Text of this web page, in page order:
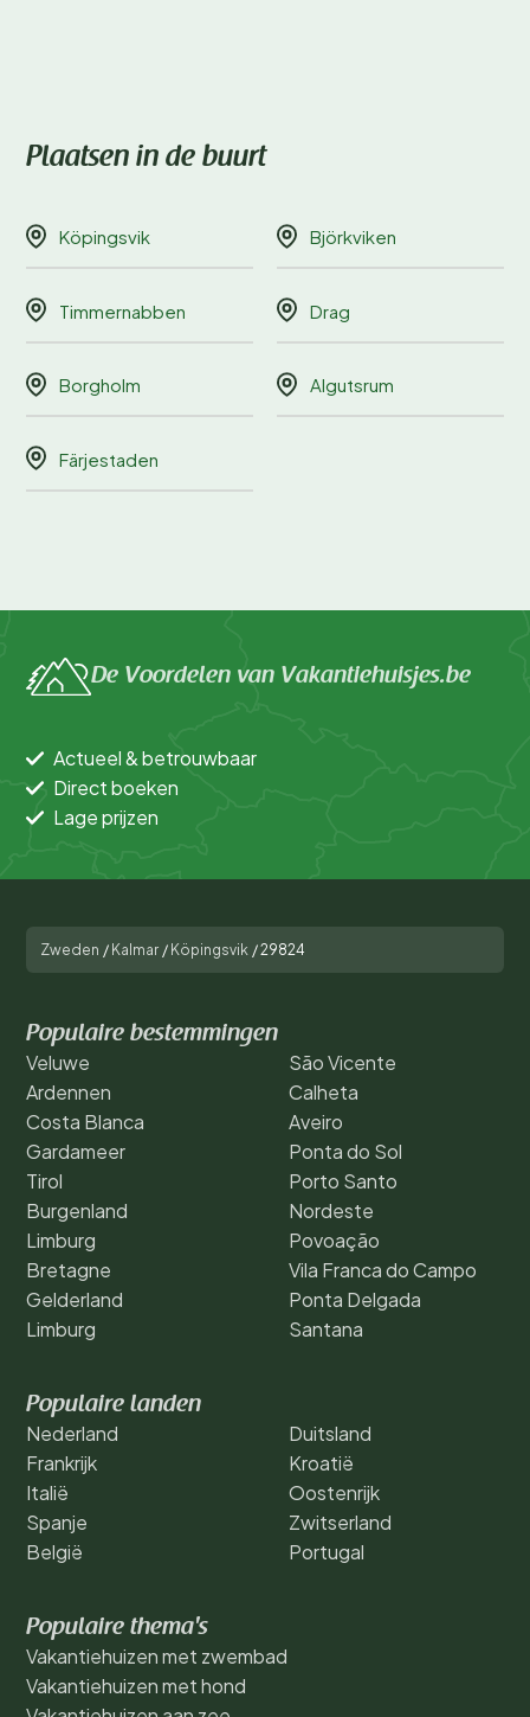
Plaatsen in de buurt
Köpingsvik Björkviken
Timmernabben Drag
Borgholm Algutsrum
Färjestaden
De Voordelen van Vakantiehuisjes.be
Actueel & betrouwbaar
Direct boeken
Lage prijzen
Zweden / Kalmar / Köpingsvik /29824
Populaire bestemmingen
Veluwe
Ardennen
Costa Blanca
Gardameer
Tirol
Burgenland
Limburg
Bretagne
Gelderland
Limburg
São Vicente
Calheta
Aveiro
Ponta do Sol
Porto Santo
Nordeste
Povoação
Vila Franca do Campo
Ponta Delgada
Santana
Populaire landen
Nederland
Frankrijk
Italië
Spanje
België
Duitsland
Kroatië
Oostenrijk
Zwitserland
Portugal
Populaire thema's
Vakantiehuizen met zwembad
Vakantiehuizen met hond